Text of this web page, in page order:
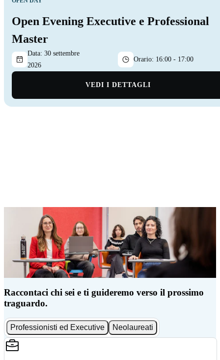
Open Evening Executive e Professional
Master
Data: 30 settembre
2026
Orario: 16:00 - 17:00
VEDI I DETTAGLI
Raccontaci chi sei e ti guideremo verso il prossimo
traguardo.
Professionisti ed Executive Neolaureati